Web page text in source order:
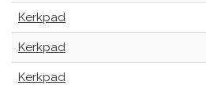
Kerkpad
Kerkpad
Kerkpad